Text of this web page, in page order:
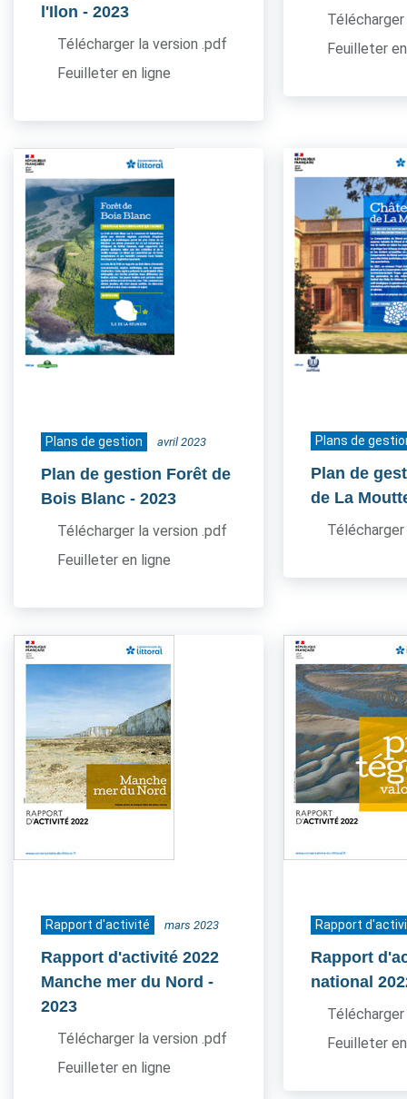
l'Ilon - 2023
Télécharger la version .pdf
Feuilleter en ligne
Feuilleter
Plans de gestion avril 2023
Plan de gestion Forêt de
Bois Blanc - 2023
Télécharger la version .pdf
Feuilleter en ligne
Plans de
Plan de
de La
Rapport d'activité mars 2023
Rapport d'activité 2022
Manche mer du Nord -
2023
Télécharger la version .pdf
Feuilleter en ligne
Rapport
Rapport
national
Feuilleter